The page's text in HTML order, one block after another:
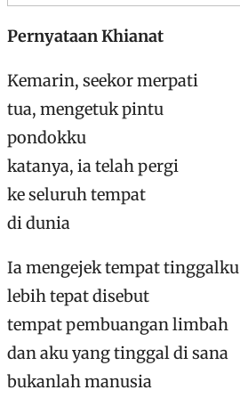
Pernyataan Khianat
Kemarin, seekor merpati
tua, mengetuk pintu
pondokku
katanya, ia telah pergi
ke seluruh tempat
di dunia
Ia mengejek tempat tinggalku
lebih tepat disebut
tempat pembuangan limbah
dan aku yang tinggal di sana
bukanlah manusia